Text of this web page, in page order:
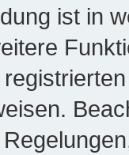
ist in